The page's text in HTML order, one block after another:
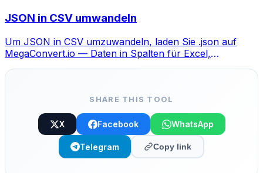
JSON in CSV umwandeln
Um JSON in CSV umzuwandeln, laden Sie .json auf
MegaConvert.io — Daten in Spalten für Excel,
SHARE THIS TOOL
X Facebook WhatsApp
Telegram Copy link